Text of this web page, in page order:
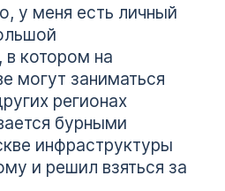
у меня есть личный
в котором на
могут заниматься
регионах
бурными
инфраструктуры
и решил взяться за